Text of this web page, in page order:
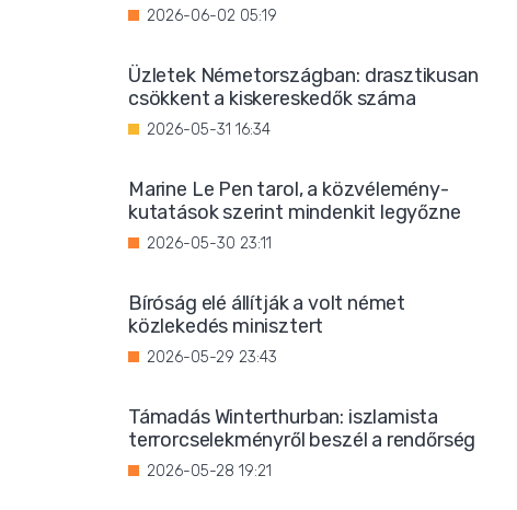
2026-06-02 05:19
Üzletek Németországban: drasztikusan
csökkent a kiskereskedők száma
2026-05-31 16:34
Marine Le Pen tarol, a közvélemény-
kutatások szerint mindenkit legyőzne
2026-05-30 23:11
Bíróság elé állítják a volt német
közlekedés minisztert
2026-05-29 23:43
Támadás Winterthurban: iszlamista
terrorcselekményről beszél a rendőrség
2026-05-28 19:21